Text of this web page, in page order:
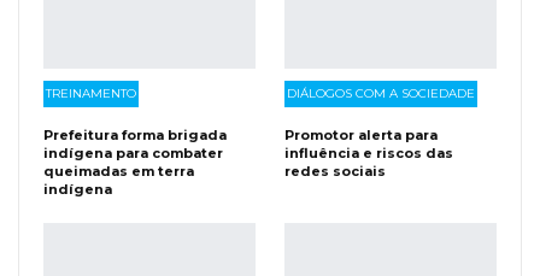
TREINAMENTO
Prefeitura forma brigada
indígena para combater
queimadas em terra
indígena
DIÁLOGOS COM A SOCIEDADE
Promotor alerta para
influência e riscos das
redes sociais